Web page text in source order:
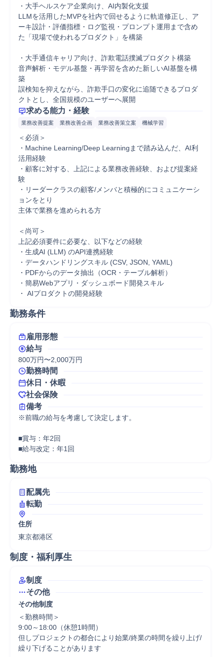
・大手ヘルスケア企業向け、AI内製化支援
LLMを活用したMVPを社内で回せるように軌道修正し、ア
ーキ設計・評価指標・ログ監視・プロンプト運用まで含め
た「現場で使われるプロダクト」を構築
・大手通信キャリア向け、詐欺電話撲滅プロダクト構築
音声解析・モデル基盤・再学習を含めた新しいAI基盤を構
築
誤検知を抑えながら、詐欺手口の変化に追随できるプロダ
クトとし、全国規模のユーザーへ展開
求める能力・経験
業務改善提案 業務改善企画 業務改善策立案 機械学習
＜必須＞
・Machine Learning/Deep Learningまで踏み込んだ、AI利
活用経験
・顧客に対する、上記による業務改善経験、および提案経
験
・リーダークラスの顧客/メンバと積極的にコミュニケーシ
ョンをとり
主体で業務を進められる方
＜尚可＞
上記必須要件に必要な、以下などの経験
・生成AI (LLM) のAPI連携経験
・データハンドリングスキル (CSV, JSON, YAML)
・PDFからのデータ抽出（OCR・テーブル解析）
・簡易Webアプリ・ダッシュボード開発スキル
・ AIプロダクトの開発経験
勤務条件
雇用形態
給与
800万円〜2,000万円
勤務時間
休日・休暇
社会保険
備考
※前職の給与を考慮して決定します。
■賞与：年2回
■給与改定：年1回
勤務地
配属先
転勤
住所
東京都港区
制度・福利厚生
制度
その他
その他制度
＜勤務時間＞
9:00～18:00（休憩1時間）
但しプロジェクトの都合により始業/終業の時間を繰り上げ/
繰り下げることがあります